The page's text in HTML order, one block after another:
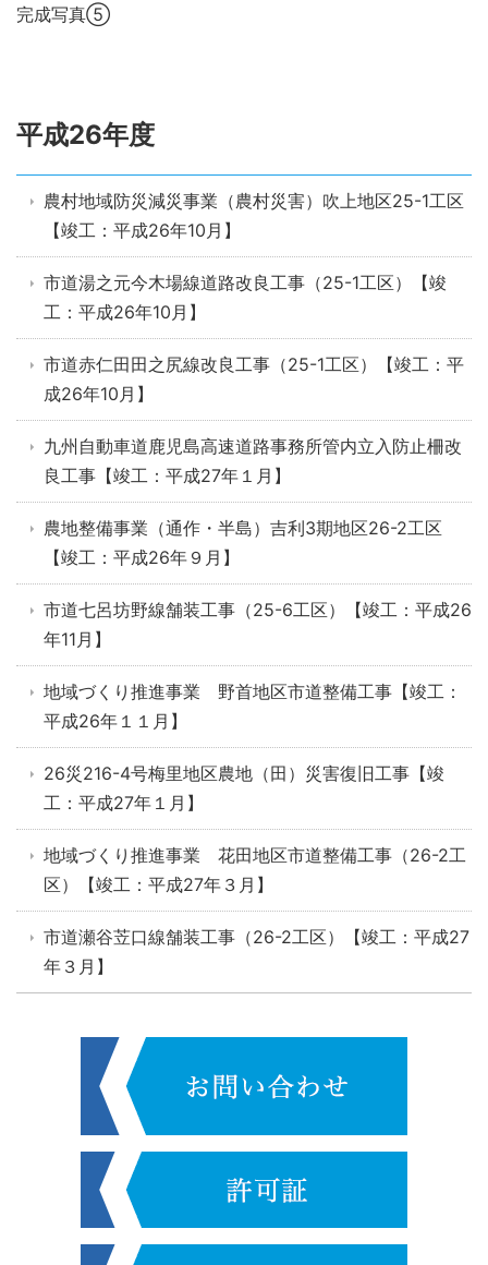
完成写真⑤
平成26年度
農村地域防災減災事業（農村災害）吹上地区25-1工区
【竣工：平成26年10月】
市道湯之元今木場線道路改良工事（25-1工区）【竣
工：平成26年10月】
市道赤仁田田之尻線改良工事（25-1工区）【竣工：平
成26年10月】
九州自動車道鹿児島高速道路事務所管内立入防止柵改
良工事【竣工：平成27年１月】
農地整備事業（通作・半島）吉利3期地区26-2工区
【竣工：平成26年９月】
市道七呂坊野線舗装工事（25-6工区）【竣工：平成26
年11月】
地域づくり推進事業 野首地区市道整備工事【竣工：
平成26年１１月】
26災216-4号梅里地区農地（田）災害復旧工事【竣
工：平成27年１月】
地域づくり推進事業 花田地区市道整備工事（26-2工
区）【竣工：平成27年３月】
市道瀬谷苙口線舗装工事（26-2工区）【竣工：平成27
年３月】